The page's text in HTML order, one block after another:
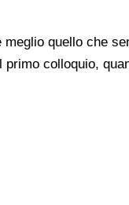
quello che
colloquio,